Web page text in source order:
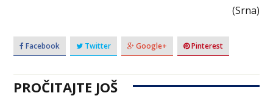
(Srna)
Facebook Twitter Google+ Pinterest
PROČITAJTE JOŠ